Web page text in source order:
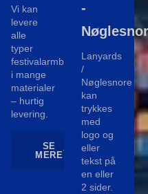
Vi kan
levere
alle
typer
festivalarmbånd
i mange
materialer
– hurtig
levering.
SE
MERE
-
Lanyards
/
Nøglesnore
kan
trykkes
med
logo og
eller
tekst på
en eller
2 sider.